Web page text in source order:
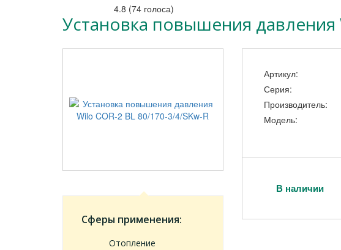
4.8 (74 голоса)
Установка повышения давления
Сферы применения:
Отопление
Артикул:
Серия:
Производитель:
Модель:
В наличии